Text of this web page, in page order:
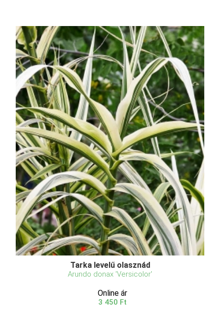
Tarka levelű olasznád
Arundo donax 'Versicolor'
Online ár
3 450 Ft